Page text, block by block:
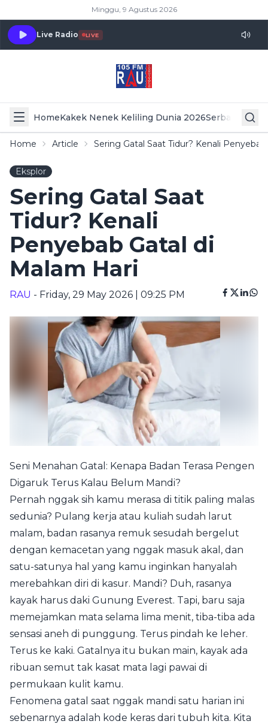
Minggu, 9 Agustus 2026
Live Radio LIVE
HomeKakek Nenek Keliling Dunia 2026Serba Serbi
Home Article Sering Gatal Saat Tidur? Kenali
Eksplor
Sering Gatal Saat
Tidur? Kenali
Penyebab Gatal di
Malam Hari
RAU - Friday, 29 May 2026 | 09:25 PM
Seni Menahan Gatal: Kenapa Badan Terasa Pengen
Digaruk Terus Kalau Belum Mandi?
Pernah nggak sih kamu merasa di titik paling malas
sedunia? Pulang kerja atau kuliah sudah larut
malam, badan rasanya remuk sesudah bergelut
dengan kemacetan yang nggak masuk akal, dan
satu-satunya hal yang kamu inginkan hanyalah
merebahkan diri di kasur. Mandi? Duh, rasanya
kayak harus daki Gunung Everest. Tapi, baru saja
memejamkan mata selama lima menit, tiba-tiba ada
sensasi aneh di punggung. Terus pindah ke leher.
Terus ke kaki. Gatalnya itu bukan main, kayak ada
ribuan semut tak kasat mata lagi pawai di
permukaan kulit kamu.
Fenomena gatal saat nggak mandi satu harian ini
sebenarnya adalah kode keras dari tubuh kita. Kita